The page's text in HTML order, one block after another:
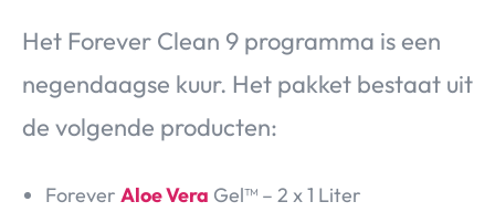
Food & Drinks Health & Beauty Gadgets
Huis & Tuin
Travel
Lifestyle
Het Forever Clean 9 programma is een
negendaagse kuur. Het pakket bestaat uit
de volgende producten:
Forever Aloe Vera Gel™ – 2 x 1 Liter